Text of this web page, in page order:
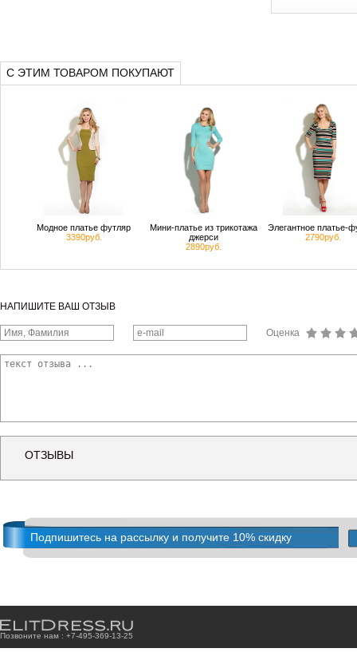
Внутри сумки-
С ЭТИМ ТОВАРОМ ПОКУПАЮТ
Модное платье футляр
3390руб.
Мини-платье из трикотажа
джерси
2890руб.
Элегантное платье-
2790руб.
НАПИШИТЕ ВАШ ОТЗЫВ
Оценка
ОТЗЫВЫ
Подпишитесь на рассылку и получите 10% скидку
Позвоните нам : +7-495-369-13-25